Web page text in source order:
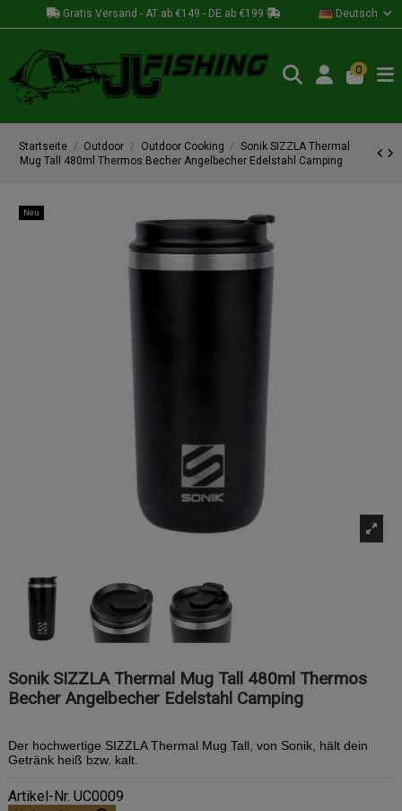
Gratis Versand - AT ab €149 - DE ab €199 Deutsch
0
Startseite Outdoor Outdoor Cooking
Sonik SIZZLA Thermal
Mug Tall 480ml Thermos Becher Angelbecher Edelstahl Camping
Neu
Sonik SIZZLA Thermal Mug Tall 480ml Thermos
Becher Angelbecher Edelstahl Camping
Der hochwertige SIZZLA Thermal Mug Tall, von Sonik, hält dein
Getränk heiß bzw. kalt.
Artikel-Nr. UC0009